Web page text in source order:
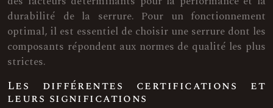
durabilité de la serrure. Pour un fonctionnement
optimal, il est essentiel de choisir une serrure dont les
composants répondent aux normes de qualité les plus
strictes.
Les différentes certifications et
leurs significations